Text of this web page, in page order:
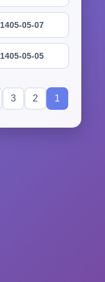
1405-05-07
1405-05-05
1
2
3